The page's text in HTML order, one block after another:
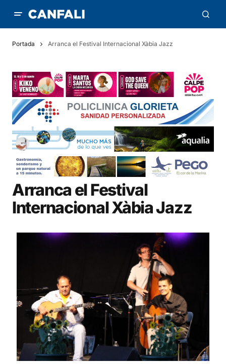
Portada Arranca el Festival Internacional Xàbia Jazz
Arranca el Festival
Internacional Xàbia Jazz